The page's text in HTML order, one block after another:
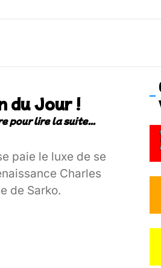
18 juillet (Vaulx-en-Velin)
du Jour !
paie le luxe de se
Charles
de Sarko.